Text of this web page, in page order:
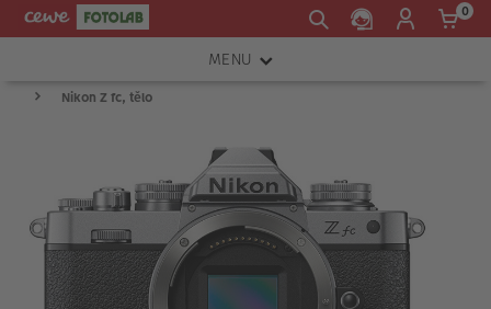
0
MENU
FOTOAPARÁTY
INSTAX™
TISKÁRNY A SKENERY
Nikon Z fc, tělo